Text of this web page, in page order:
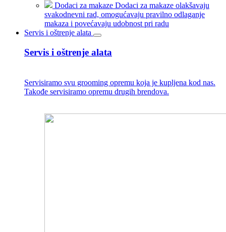
Dodaci za makaze Dodaci za makaze olakšavaju
svakodnevni rad, omogućavaju pravilno odlaganje
makaza i povećavaju udobnost pri radu
Servis i oštrenje alata
Servis i oštrenje alata
Servisiramo svu grooming opremu koja je kupljena kod nas.
Takođe servisiramo opremu drugih brendova.